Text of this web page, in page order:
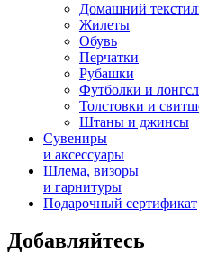
Домашний
Жилеты
Обувь
Перчатки
Рубашки
Футболки и
Толстовки и
Штаны и джинсы
Сувениры
и аксессуары
Шлема, визоры
и гарнитуры
Подарочный сертификат
Добавляйтесь